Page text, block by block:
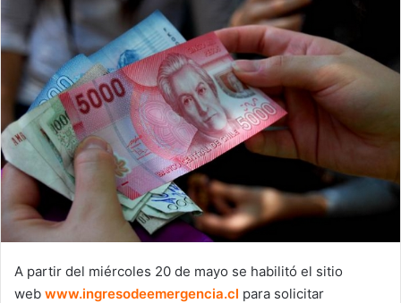
A partir del miércoles 20 de mayo se habilitó el sitio
web www.ingresodeemergencia.cl para solicitar